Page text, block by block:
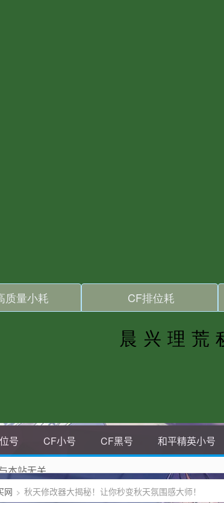
号 CF小号 CF黑号 和平精英小号
本站无关
网 > 秋天修改器大揭秘！让你秒变秋天氛围感大师！